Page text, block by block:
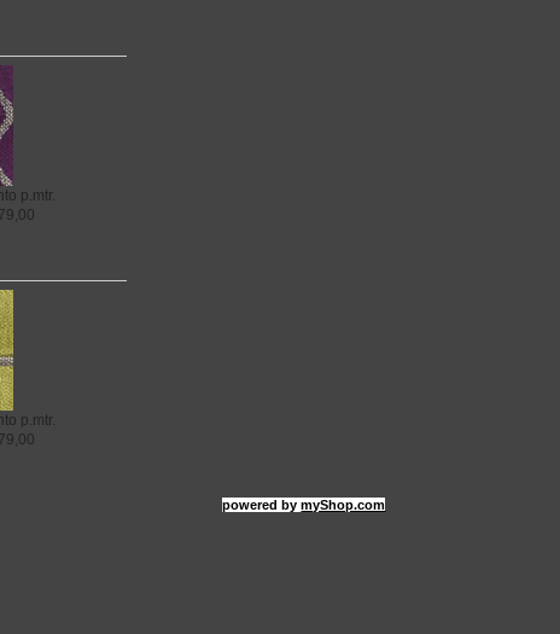
p.mtr.
79,00
p.mtr.
79,00
powered bymyShop.com